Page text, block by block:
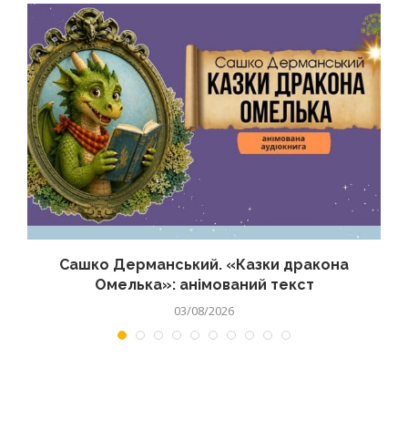
Сашко Дерманський. «Казки дракона
Омелька»: анімований текст
03/08/2026